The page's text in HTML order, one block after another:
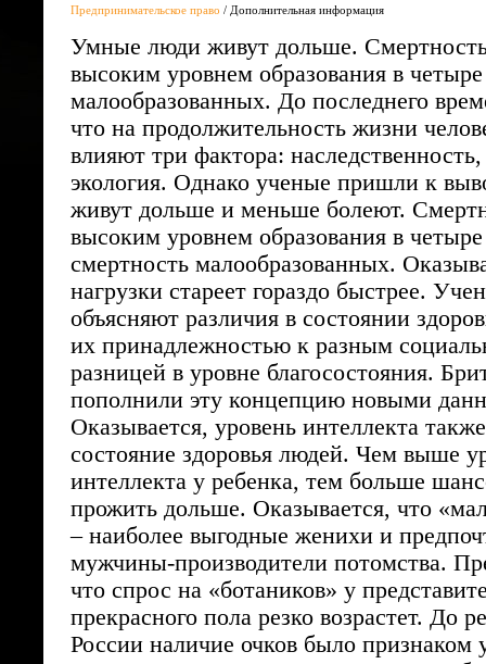
Предпринимательское право / Дополнительная информация
Умные люди живут дольше.
высоким уровнем образования в
малообразованных. До последнего
что на продолжительность жизни
влияют три фактора:
экология. Однако ученые пришли к
живут дольше и меньше болеют.
высоким уровнем образования в
смертность малообразованных.
нагрузки стареет гораздо быстрее.
объясняют различия в состоянии
их принадлежностью к разным
разницей в уровне благосостояния.
пополнили эту концепцию новыми
Оказывается, уровень интеллекта
состояние здоровья людей. Чем выше
интеллекта у ребенка, тем больше
прожить дольше. Оказывается, что
– наиболее выгодные женихи и
мужчины-производители потомства.
что спрос на «ботаников» у
прекрасного пола резко возрастет. До
России наличие очков было признаком